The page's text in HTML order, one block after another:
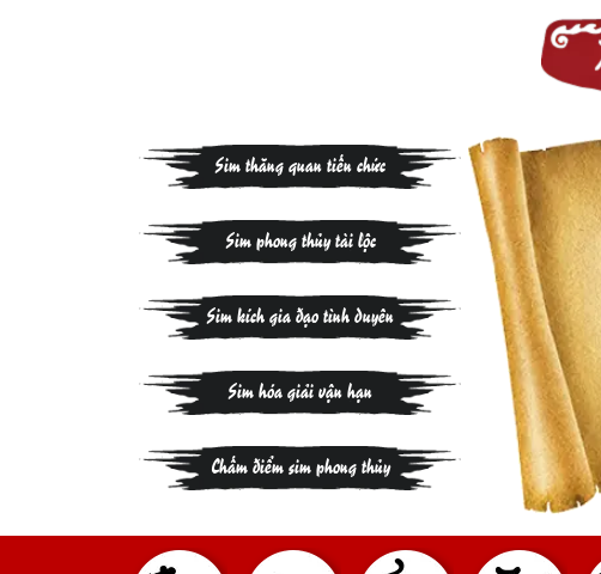
Sim thăng quan tiến chức
Sim phong thủy tài lộc
Sim kích gia đạo tình duyên
Sim hóa giải vận hạn
Chấm điểm sim phong thủy